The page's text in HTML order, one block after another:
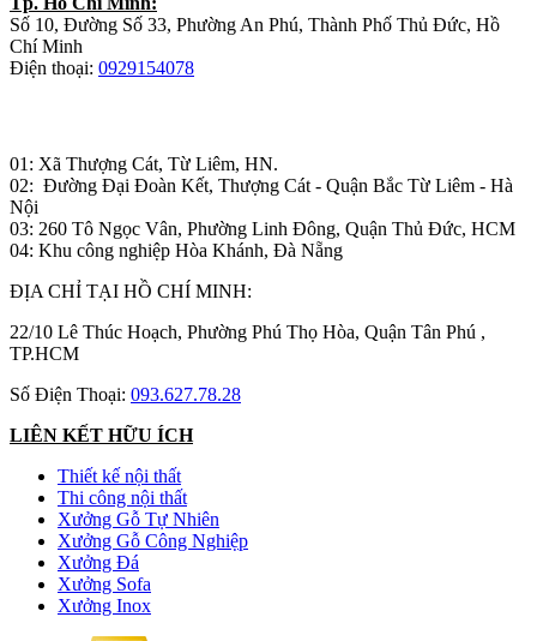
Số 10, Đường Số 33, Phường An Phú, Thành Phố Thủ Đức, Hồ
Chí Minh
Điện thoại: 0929154078
01: Xã Thượng Cát, Từ Liêm, HN.
02: Đường Đại Đoàn Kết, Thượng Cát - Quận Bắc Từ Liêm - Hà
Nội
03: 260 Tô Ngọc Vân, Phường Linh Đông, Quận Thủ Đức, HCM
04: Khu công nghiệp Hòa Khánh, Đà Nẵng
ĐỊA CHỈ TẠI HỒ CHÍ MINH:
22/10 Lê Thúc Hoạch, Phường Phú Thọ Hòa, Quận Tân Phú ,
TP.HCM
Số Điện Thoại: 093.627.78.28
LIÊN KẾT HỮU ÍCH
Thiết kế nội thất
Thi công nội thất
Xưởng Gỗ Tự Nhiên
Xưởng Gỗ Công Nghiệp
Xưởng Đá
Xưởng Sofa
Xưởng Inox